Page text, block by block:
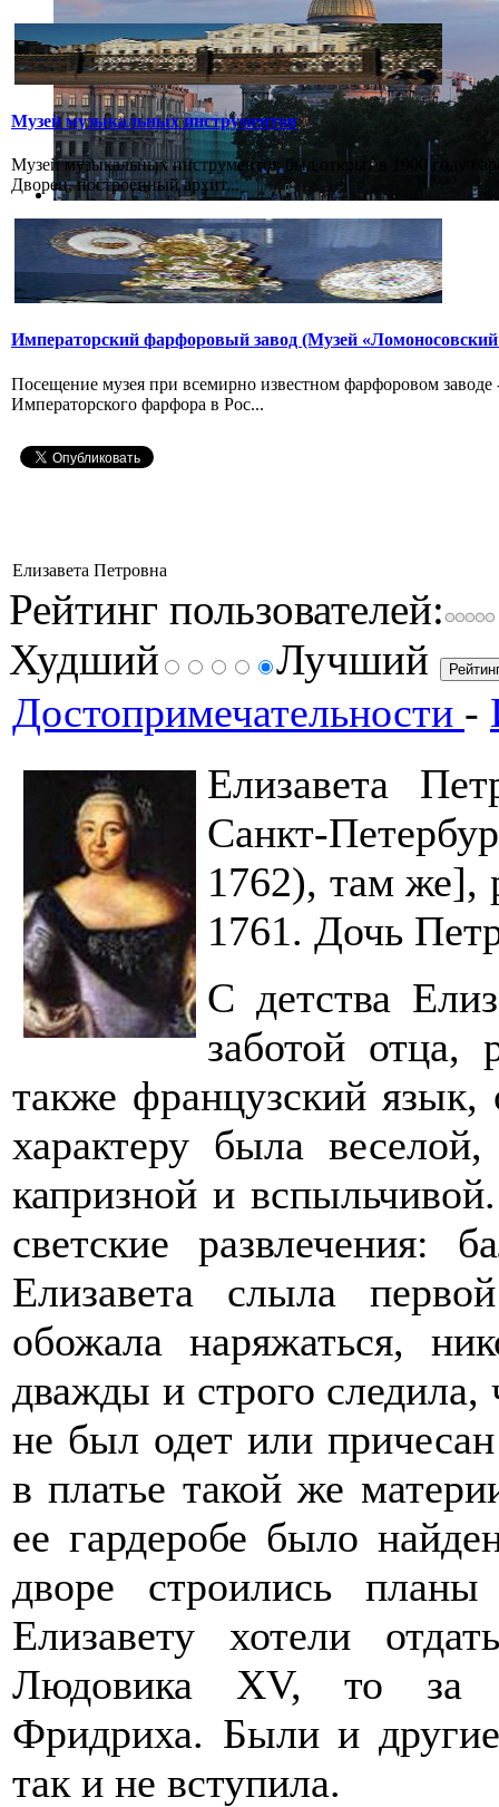
Музей музыкальных инструментов
Музей музыкальных инструментов был открыт в 1900 году
Дворец, построенный архит...
Императорский фарфоровый завод (Музей
Посещение музея при всемирно известном фарфоровом
Императорского фарфора в Рос...
Елизавета Петровна
Рейтинг пользователей:
Худший
Лучший
Достопримечательности -
Елизавета
Санкт-
1762), там же],
1761. Дочь
С детства
заботой отца,
также французский
характеру была
капризной и
светские развлечения:
Елизавета слыла
обожала наряжаться,
дважды и строго
не был одет или
в платье такой же
ее гардеробе было
дворе строились планы
Елизавету хотели
Людовика XV, то за
Фридриха. Были и
так и не вступила.